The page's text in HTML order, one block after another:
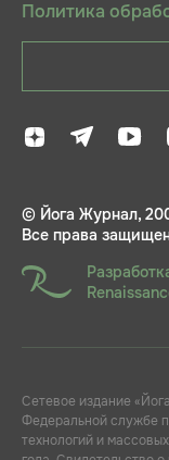
Политика
© Йога Журнал,
Все права
Сетевое издание
Федеральной службе
технологий и